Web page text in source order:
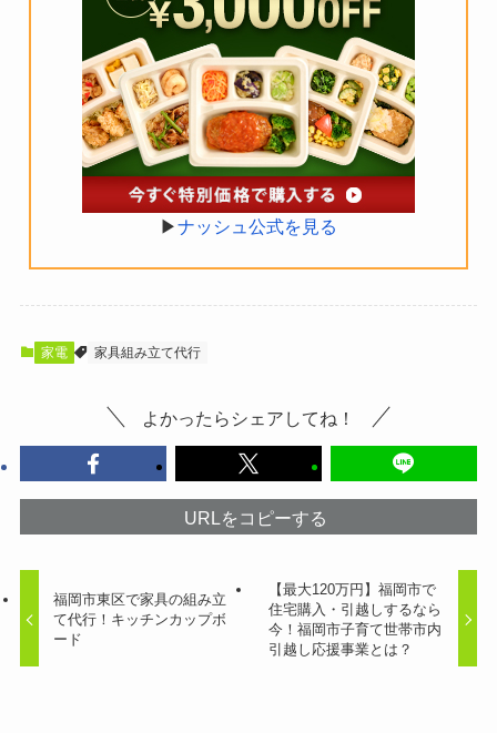
▶︎ナッシュ公式を見る
家電 家具組み立て代行
よかったらシェアしてね！
URLをコピーする
福岡市東区で家具の組み立
て代行！キッチンカップボ
ード
【最大120万円】福岡市で
住宅購入・引越しするなら
今！福岡市子育て世帯市内
引越し応援事業とは？